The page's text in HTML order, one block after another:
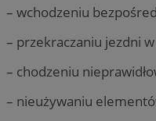
– wchodzeniu
– przekraczaniu jezdni
– chodzeniu
– nieużywaniu